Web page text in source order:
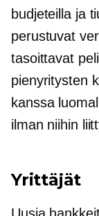
budjeteilla ja
perustuvat
tasoittavat
pienyritysten
kanssa
ilman niihin
Yrittäjät